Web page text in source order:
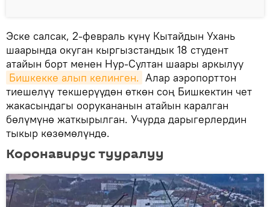
Эске салсак, 2-февраль күнү Кытайдын Ухань
шаарында окуган кыргызстандык 18 студент
атайын борт менен Нур-Султан шаары аркылуу
Бишкекке алып келинген. Алар аэропорттон
тиешелүү текшерүүдөн өткөн соң Бишкектин чет
жакасындагы оорукананын атайын каралган
бөлүмүнө жаткырылган. Учурда дарыгерлердин
тыкыр көзөмөлүндө.
Коронавирус тууралуу